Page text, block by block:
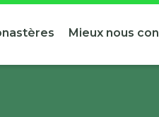
Mieux nous